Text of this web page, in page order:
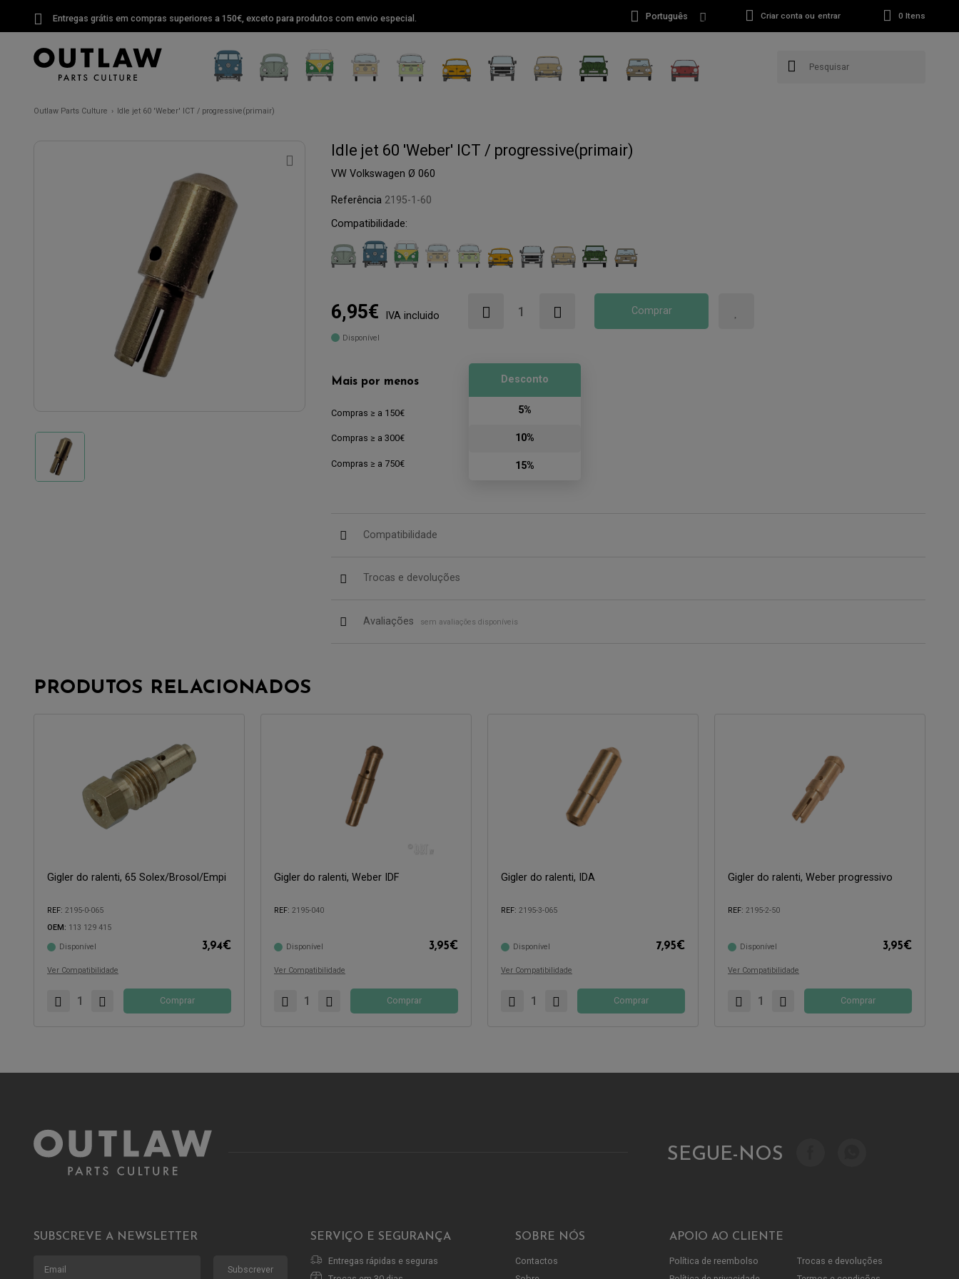
Entregas grátis em compras superiores a 150€, exceto para produtos com envio especial. Português Criar conta ou entrar 0 Itens
Outlaw Parts Culture Idle jet 60 'Weber' ICT / progressive(primair)
Idle jet 60 'Weber' ICT / progressive(primair)
VW Volkswagen Ø 060
Referência 2195-1-60
Compatibilidade:
6,95€ IVA incluido Comprar
Disponível
Mais por menos
Compras ≥ a 150€
Compras ≥ a 300€
Compras ≥ a 750€
Desconto
5%
10%
15%
Compatibilidade
Trocas e devoluções
Avaliações sem avaliações disponíveis
PRODUTOS RELACIONADOS
Gigler do ralenti, 65 Solex/Brosol/Empi
REF: 2195-0-065
OEM: 113 129 415
Disponível 3,94€
Ver Compatibilidade
Compatível com:
Comprar
Gigler do ralenti, Weber IDF
REF: 2195-040
Disponível 3,95€
Ver Compatibilidade
Comprar
Gigler do ralenti, IDA
REF: 2195-3-065
Disponível 7,95€
Ver Compatibilidade
Comprar
Gigler do ralenti, Weber progressivo
REF: 2195-2-50
Disponível 3,95€
Ver Compatibilidade
Comprar
SEGUE-NOS
SUBSCREVE A NEWSLETTER
Subscrever
SERVIÇO E SEGURANÇA
Entregas rápidas e seguras
SOBRE NÓS
Contactos
APOIO AO CLIENTE
Política de reembolso
Trocas e devoluções